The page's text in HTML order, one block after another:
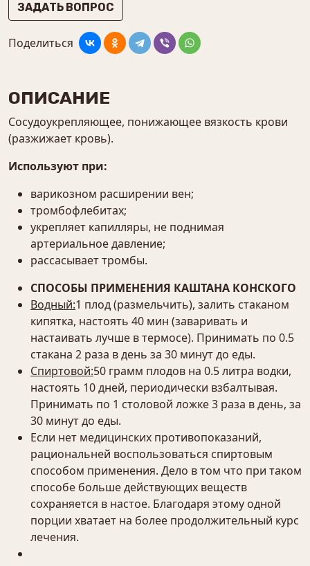
ЗАДАТЬ ВОПРОС
Поделиться
ОПИСАНИЕ
Сосудоукрепляющее, понижающее вязкость крови
(разжижает кровь).
Используют при:
варикозном расширении вен;
тромбофлебитах;
укрепляет капилляры, не поднимая
артериальное давление;
рассасывает тромбы.
СПОСОБЫ ПРИМЕНЕНИЯ КАШТАНА КОНСКОГО
Водный:1 плод (размельчить), залить стаканом
кипятка, настоять 40 мин (заваривать и
настаивать лучше в термосе). Принимать по 0.5
стакана 2 раза в день за 30 минут до еды.
Спиртовой:50 грамм плодов на 0.5 литра водки,
настоять 10 дней, периодически взбалтывая.
Принимать по 1 столовой ложке 3 раза в день, за
30 минут до еды.
Если нет медицинских противопоказаний,
рациональней воспользоваться спиртовым
способом применения. Дело в том что при таком
способе больше действующих веществ
сохраняется в настое. Благодаря этому одной
порции хватает на более продолжительный курс
лечения.